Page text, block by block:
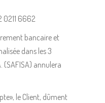
0211 6662
bancaire et
dans les 3
(SAFISA) annulera
le Client, dûment